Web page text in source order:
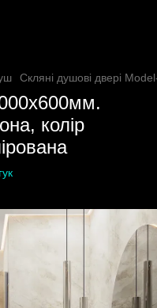
Скляні душові двері
колір